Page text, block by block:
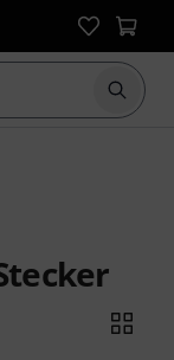
Suche